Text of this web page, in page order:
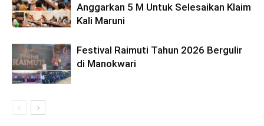
Anggarkan 5 M Untuk Selesaikan Klaim
Kali Maruni
Festival Raimuti Tahun 2026 Bergulir
di Manokwari